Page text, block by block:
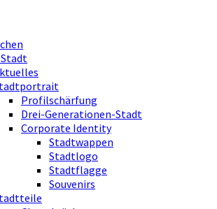
Profilschärfung
Drei-Generationen-Stadt
Corporate Identity
Stadtwappen
Stadtlogo
Stadtflagge
Souvenirs